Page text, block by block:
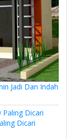
Jadi Dan Indah
Dicari